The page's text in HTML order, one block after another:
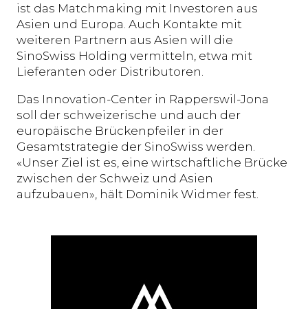
ist das Matchmaking mit Investoren aus
Asien und Europa. Auch Kontakte mit
weiteren Partnern aus Asien will die
SinoSwiss Holding vermitteln, etwa mit
Lieferanten oder Distributoren.
Das Innovation-Center in Rapperswil-Jona
soll der schweizerische und auch der
europäische Brückenpfeiler in der
Gesamtstrategie der SinoSwiss werden.
«Unser Ziel ist es, eine wirtschaftliche Brücke
zwischen der Schweiz und Asien
aufzubauen», hält Dominik Widmer fest.